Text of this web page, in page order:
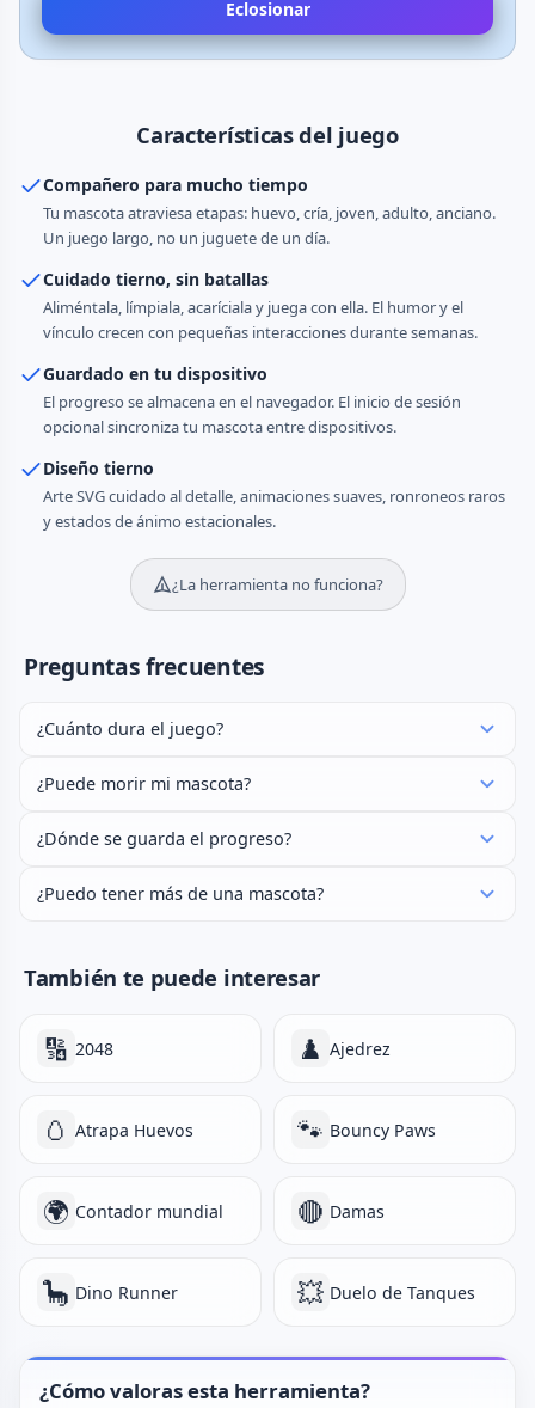
Eclosionar
Características del juego
Compañero para mucho tiempo
Tu mascota atraviesa etapas: huevo, cría, joven, adulto, anciano.
Un juego largo, no un juguete de un día.
Cuidado tierno, sin batallas
Aliméntala, límpiala, acaríciala y juega con ella. El humor y el
vínculo crecen con pequeñas interacciones durante semanas.
Guardado en tu dispositivo
El progreso se almacena en el navegador. El inicio de sesión
opcional sincroniza tu mascota entre dispositivos.
Diseño tierno
Arte SVG cuidado al detalle, animaciones suaves, ronroneos raros
y estados de ánimo estacionales.
¿La herramienta no funciona?
Preguntas frecuentes
¿Cuánto dura el juego?
¿Puede morir mi mascota?
¿Dónde se guarda el progreso?
¿Puedo tener más de una mascota?
También te puede interesar
🔢 2048 ♟️ Ajedrez
🥚 Atrapa Huevos 🐾 Bouncy Paws
🌍 Contador mundial 🔴 Damas
🦕 Dino Runner 💥 Duelo de Tanques
¿Cómo valoras esta herramienta?